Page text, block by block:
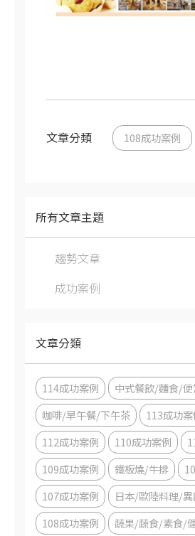
文章分類 108成功案例
所有文章主題
趨勢文章
成功案例
文章分類
114成功案例
中式餐飲/麵食/
咖啡/早午餐/下午茶
113成功案
112成功案例
110成功案例
109成功案例
鐵板燒/牛排
107成功案例
日本/歐陸料理/
108成功案例
蔬果/蔬食/素食/